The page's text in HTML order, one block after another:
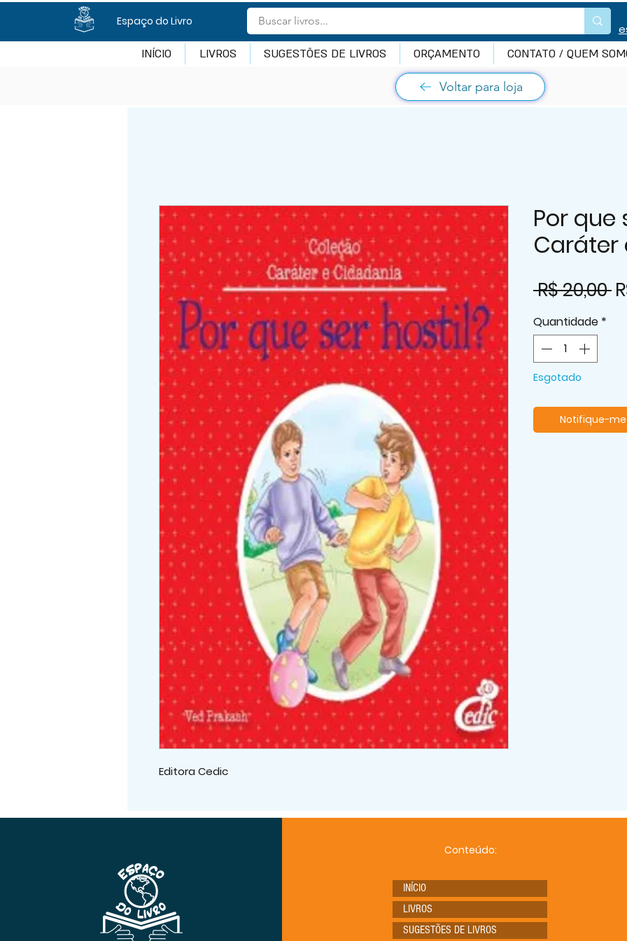
Espaço do Livro
INÍCIO LIVROS SUGESTÕES DE LIVROS ORÇAMENTO CONTATO / QUEM
Voltar para loja
Editora Cedic
Por que
Caráter
R$ 20,00
Quantidade *
Esgotado
Notifique-
Conteúdo:
INÍCIO
LIVROS
SUGESTÕES DE LIVROS